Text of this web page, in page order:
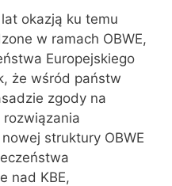
okazją ku temu
w ramach OBWE,
Europejskiego
że wśród państw
zgody na
struktury OBWE
nad KBE,